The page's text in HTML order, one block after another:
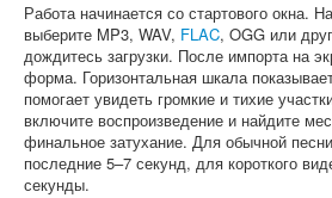
Работа начинается со стартового окна.
выберите MP3, WAV, FLAC, OGG или
дождитесь загрузки. После импорта на
форма. Горизонтальная шкала
помогает увидеть громкие и тихие
включите воспроизведение и найдите
финальное затухание. Для обычной
последние 5–7 секунд, для короткого
секунды.